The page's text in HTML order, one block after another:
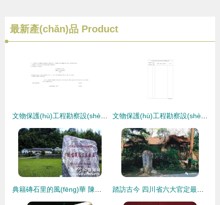
最新產(chǎn)品 Product